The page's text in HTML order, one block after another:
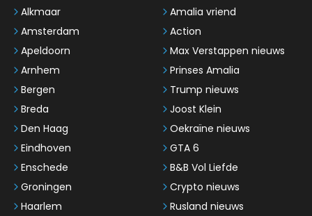
Alkmaar
Amsterdam
Apeldoorn
Arnhem
Bergen
Breda
Den Haag
Eindhoven
Enschede
Groningen
Haarlem
Amalia vriend
Action
Max Verstappen nieuws
Prinses Amalia
Trump nieuws
Joost Klein
Oekraïne nieuws
GTA 6
B&B Vol Liefde
Crypto nieuws
Rusland nieuws